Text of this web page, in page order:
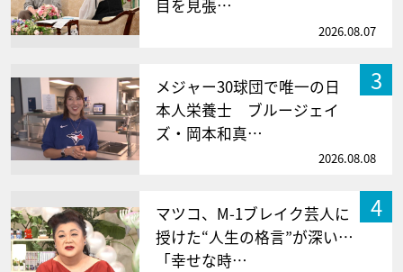
目を見張…
2026.08.07
3
メジャー30球団で唯一の日
本人栄養士 ブルージェイ
ズ・岡本和真…
2026.08.08
4
マツコ、M-1ブレイク芸人に
授けた“人生の格言”が深い…
「幸せな時…